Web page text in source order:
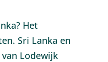
Het
Sri Lanka en
van Lodewijk